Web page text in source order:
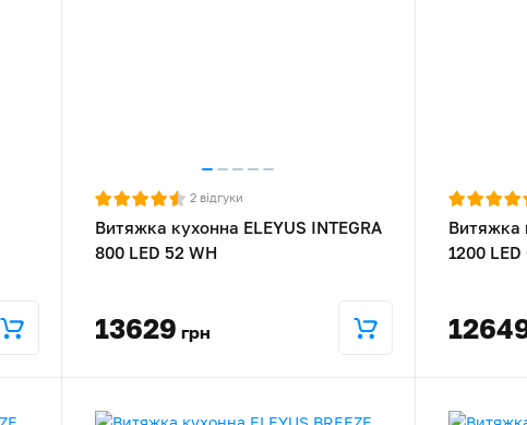
2 відгуки
Витяжка кухонна ELEYUS INTEGRA
800 LED 52 WH
13629 грн
Витяжка
1200 LED